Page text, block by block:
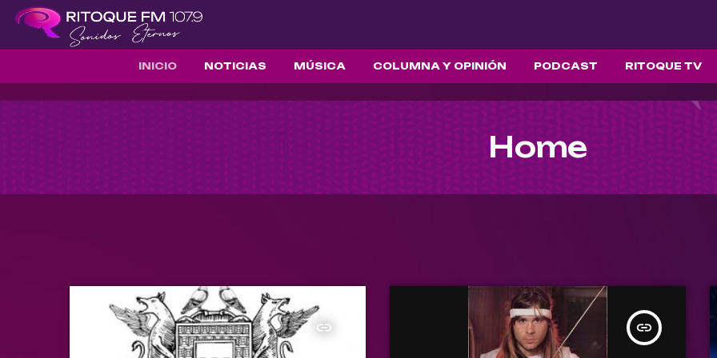
INICIO NOTICIAS MÚSICA COLUMNA Y OPINIÓN PODCAST RITOQUE TV
Home
insert_link insert_link